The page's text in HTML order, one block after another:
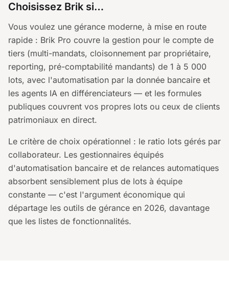
Choisissez Brik si…
Vous voulez une gérance moderne, à mise en route
rapide : Brik Pro couvre la gestion pour le compte de
tiers (multi-mandats, cloisonnement par propriétaire,
reporting, pré-comptabilité mandants) de 1 à 5 000
lots, avec l'automatisation par la donnée bancaire et
les agents IA en différenciateurs — et les formules
publiques couvrent vos propres lots ou ceux de clients
patrimoniaux en direct.
Le critère de choix opérationnel : le ratio lots gérés par
collaborateur. Les gestionnaires équipés
d'automatisation bancaire et de relances automatiques
absorbent sensiblement plus de lots à équipe
constante — c'est l'argument économique qui
départage les outils de gérance en 2026, davantage
que les listes de fonctionnalités.